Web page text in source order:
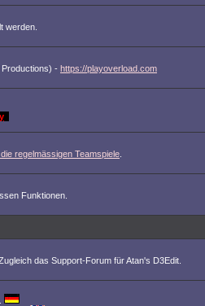
werden.
- https://playoverload.com
regelmässigen Teamspiele
Funktionen.
das Support-Forum für Atan's D3Edit.